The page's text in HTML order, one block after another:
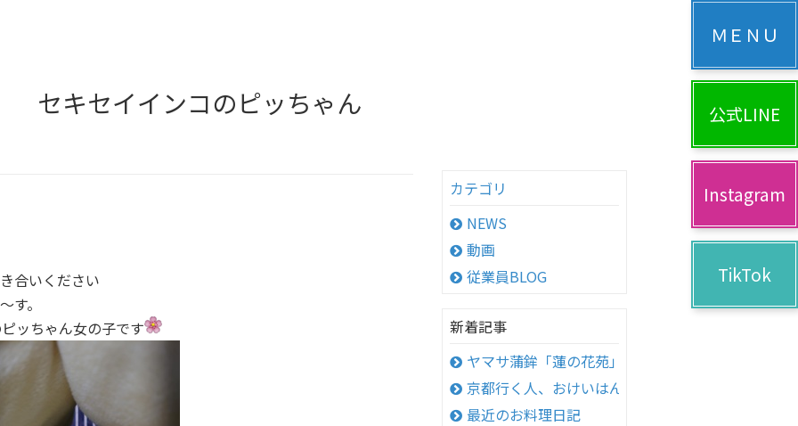
セキセイインコのピッちゃん
合いください
す。
ッちゃん女の子です
カテゴリ
NEWS
動画
従業員BLOG
新着記事
ヤマサ蒲鉾「蓮の花苑」へ
京都行く人、おけいはん
最近のお料理日記
公式LINE
Instagram
TikTok